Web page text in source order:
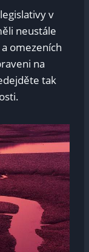
v​
‍neustále
omezeních
na
tak